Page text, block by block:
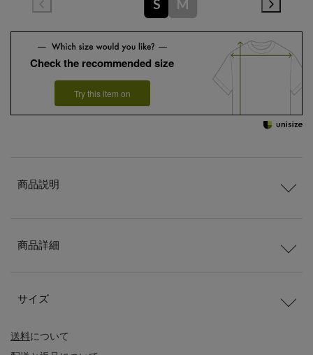
S M
Check the recommended size
Try this item on
送料について
商品説明
商品詳細
サイズ